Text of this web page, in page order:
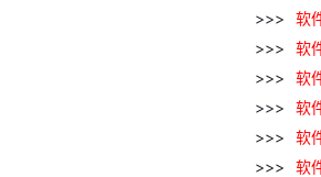
软
软
软
软
软
软